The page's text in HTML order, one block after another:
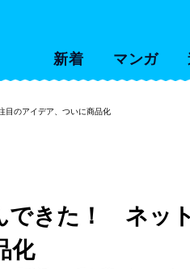
新着 マンガ
のアイデア、ついに商品化
できた！ ネッ
化